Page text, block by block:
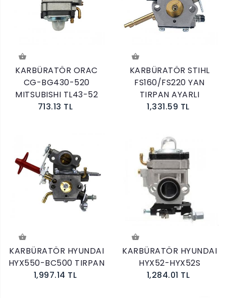
KARBÜRATÖR ORAC
CG-BG430-520
MITSUBISHI TL43-52
713.13 TL
KARBÜRATÖR STIHL
FS160/FS220 YAN
TIRPAN AYARLI
1,331.59 TL
KARBÜRATÖR HYUNDAI
HYX550-BC500 TIRPAN
1,997.14 TL
KARBÜRATÖR HYUNDAI
HYX52-HYX52S
1,284.01 TL